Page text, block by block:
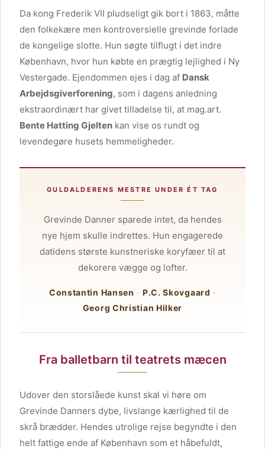
Da kong Frederik VII pludseligt gik bort i 1863, måtte
den folkekære men kontroversielle grevinde forlade
de kongelige slotte. Hun søgte tilflugt i det indre
København, hvor hun købte en prægtig lejlighed i Ny
Vestergade. Ejendommen ejes i dag af Dansk
Arbejdsgiverforening, som i dagens anledning
ekstraordinært har givet tilladelse til, at mag.art.
Bente Hatting Gjelten kan vise os rundt og
levendegøre husets hemmeligheder.
GULDALDERENS MESTRE UNDER ÉT TAG
Grevinde Danner sparede intet, da hendes
nye hjem skulle indrettes. Hun engagerede
datidens største kunstneriske koryfæer til at
dekorere vægge og lofter.
Constantin Hansen · P.C. Skovgaard ·
Georg Christian Hilker
Fra balletbarn til teatrets mæcen
Udover den storslåede kunst skal vi høre om
Grevinde Danners dybe, livslange kærlighed til de
skrå brædder. Hendes utrolige rejse begyndte i den
helt fattige ende af København som et håbefuldt,